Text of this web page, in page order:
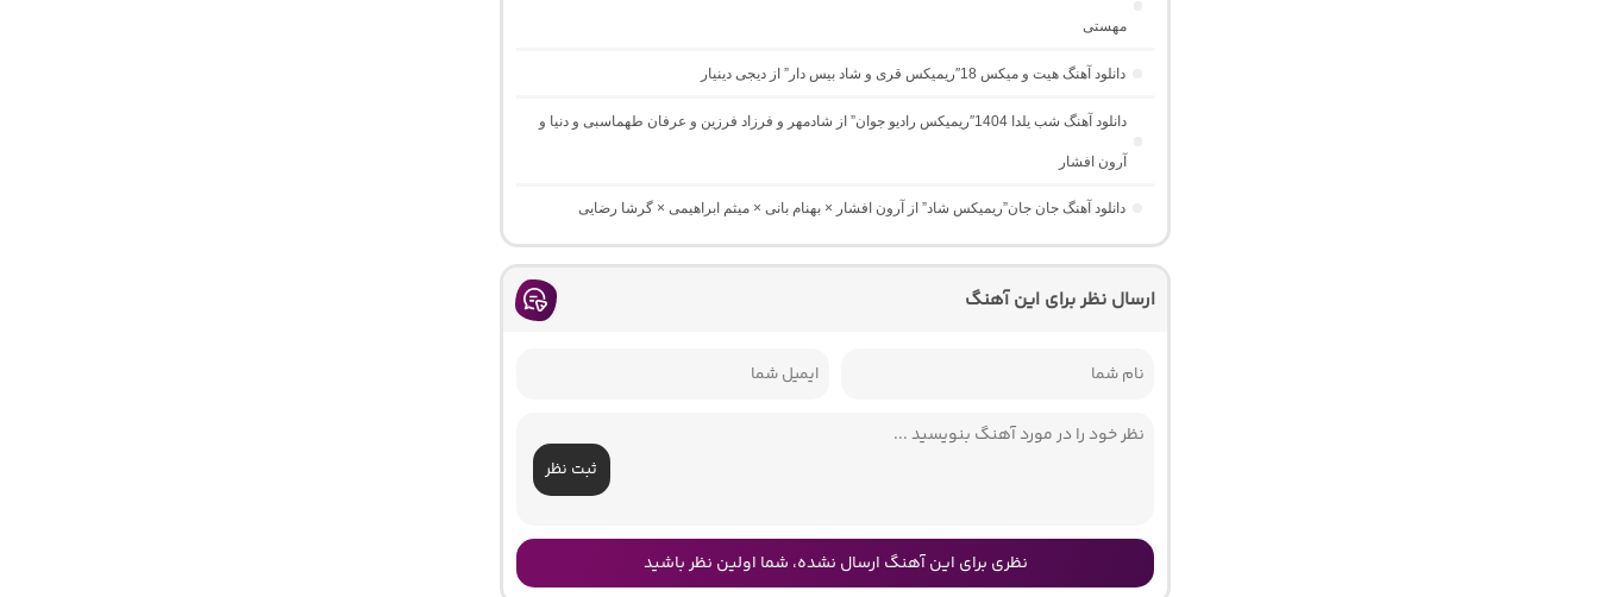
مهستی
دانلود آهنگ هیت و میکس 18″ریمیکس قری و شاد بیس دار” از دیجی دینیار
دانلود آهنگ شب یلدا 1404″ریمیکس رادیو جوان” از شادمهر و فرزاد فرزین و عرفان طهماسبی و دنیا و
آرون افشار
دانلود آهنگ جان جان”ریمیکس شاد” از آرون افشار × بهنام بانی × میثم ابراهیمی × گرشا رضایی
ارسال نظر برای این آهنگ
ثبت نظر
نظری برای این آهنگ ارسال نشده، شما اولین نظر باشید